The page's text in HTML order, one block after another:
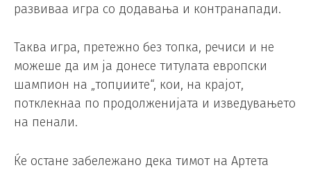
развиваа игра со додавања и контранапади.
Таква игра, претежно без топка, речиси и не
можеше да им ја донесе титулата европски
шампион на „топџиите“, кои, на крајот,
потклекнаа по продолженијата и изведувањето
на пенали.
Ќе остане забележано дека тимот на Артета